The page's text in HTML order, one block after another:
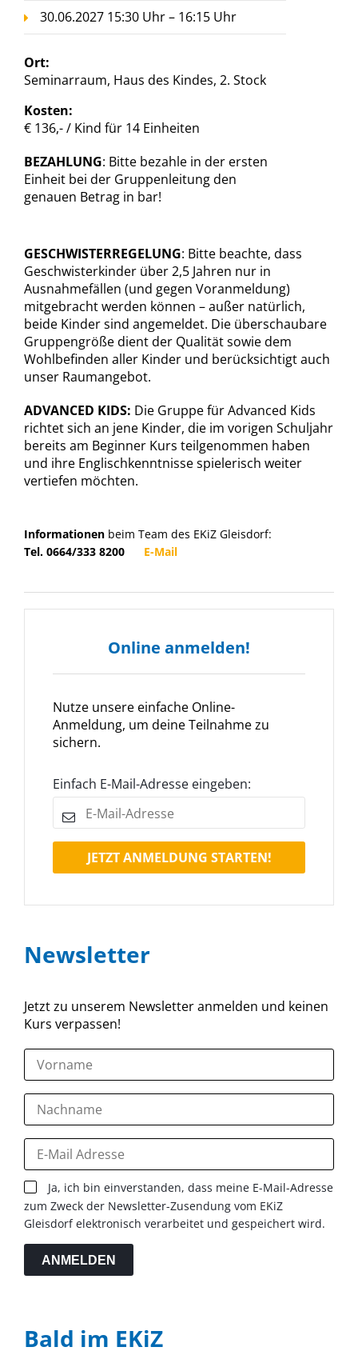
Newsletter
Jetzt zu unserem Newsletter anmelden und keinen
Kurs verpassen!
Ja, ich bin einverstanden, dass meine E-Mail-Adresse
zum Zweck der Newsletter-Zusendung vom EKiZ
Gleisdorf elektronisch verarbeitet und gespeichert wird.
ANMELDEN
Bald im EKiZ
30.06.2027 15:30 Uhr – 16:15 Uhr
Ort:
Seminarraum, Haus des Kindes, 2. Stock
Kosten:
€ 136,- / Kind für 14 Einheiten
BEZAHLUNG: Bitte bezahle in der ersten
Einheit bei der Gruppenleitung den
genauen Betrag in bar!
GESCHWISTERREGELUNG: Bitte beachte, dass
Geschwisterkinder über 2,5 Jahren nur in
Ausnahmefällen (und gegen Voranmeldung)
mitgebracht werden können – außer natürlich,
beide Kinder sind angemeldet. Die überschaubare
Gruppengröße dient der Qualität sowie dem
Wohlbefinden aller Kinder und berücksichtigt auch
unser Raumangebot.
ADVANCED KIDS: Die Gruppe für Advanced Kids
richtet sich an jene Kinder, die im vorigen Schuljahr
bereits am Beginner Kurs teilgenommen haben
und ihre Englischkenntnisse spielerisch weiter
vertiefen möchten.
Informationen beim Team des EKiZ Gleisdorf:
Tel. 0664/333 8200
E-Mail
Online anmelden!
Nutze unsere einfache Online-
Anmeldung, um deine Teilnahme zu
sichern.
Einfach E-Mail-Adresse eingeben:
JETZT ANMELDUNG STARTEN!